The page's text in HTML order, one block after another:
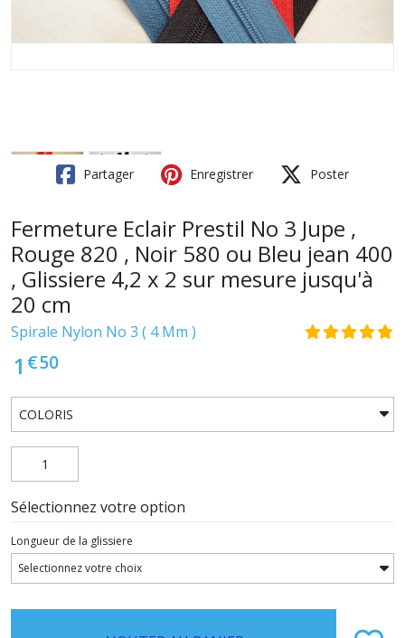
Partager Enregistrer Poster
Fermeture Eclair Prestil No 3 Jupe ,
Rouge 820 , Noir 580 ou Bleu jean 400
, Glissiere 4,2 x 2 sur mesure jusqu'à
20 cm
Spirale Nylon No 3 ( 4 Mm )
1 €50
Sélectionnez votre option
Longueur de la glissiere